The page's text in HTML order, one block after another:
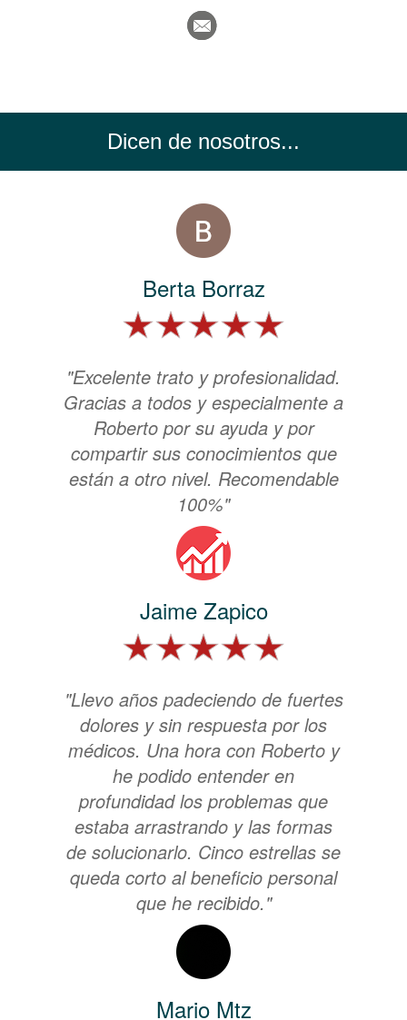
Dicen de nosotros...
Berta Borraz
"Excelente trato y profesionalidad.
Gracias a todos y especialmente a
Roberto por su ayuda y por
compartir sus conocimientos que
están a otro nivel. Recomendable
100%"
Jaime Zapico
"Llevo años padeciendo de fuertes
dolores y sin respuesta por los
médicos. Una hora con Roberto y
he podido entender en
profundidad los problemas que
estaba arrastrando y las formas
de solucionarlo. Cinco estrellas se
queda corto al beneficio personal
que he recibido."
Mario Mtz